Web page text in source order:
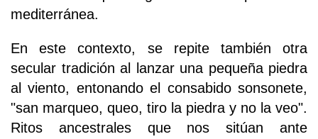
mediterránea.
En este contexto, se repite también otra
secular tradición al lanzar una pequeña piedra
al viento, entonando el consabido sonsonete,
"san marqueo, queo, tiro la piedra y no la veo".
Ritos ancestrales que nos sitúan ante